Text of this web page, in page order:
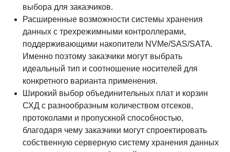
выбора для заказчиков.
Расширенные возможности системы хранения
данных с трехрежимными контроллерами,
поддерживающими накопители NVMe/SAS/SATA.
Именно поэтому заказчики могут выбрать
идеальный тип и соотношение носителей для
конкретного варианта применения.
Широкий выбор объединительных плат и корзин
СХД с разнообразным количеством отсеков,
протоколами и пропускной способностью,
благодаря чему заказчики могут спроектировать
собственную серверную систему хранения данных